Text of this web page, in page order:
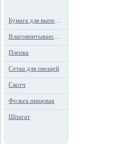
Бумага для выпечки
Влаговпитывающие вкладыши
Пленка
Сетка для овощей
Скотч
Фольга пищевая
Шпагат